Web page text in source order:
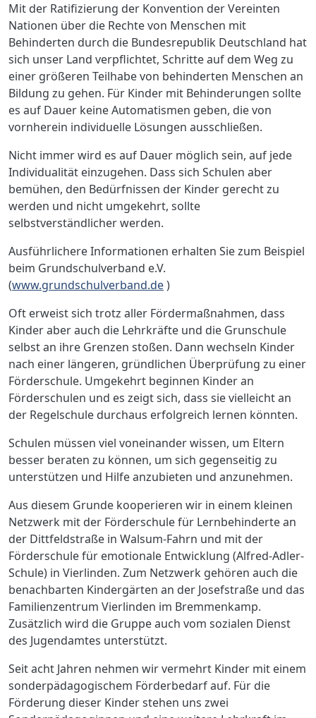
Mit der Ratifizierung der Konvention der Vereinten
Nationen über die Rechte von Menschen mit
Behinderten durch die Bundesrepublik Deutschland hat
sich unser Land verpflichtet, Schritte auf dem Weg zu
einer größeren Teilhabe von behinderten Menschen an
Bildung zu gehen. Für Kinder mit Behinderungen sollte
es auf Dauer keine Automatismen geben, die von
vornherein individuelle Lösungen ausschließen.
Nicht immer wird es auf Dauer möglich sein, auf jede
Individualität einzugehen. Dass sich Schulen aber
bemühen, den Bedürfnissen der Kinder gerecht zu
werden und nicht umgekehrt, sollte
selbstverständlicher werden.
Ausführlichere Informationen erhalten Sie zum Beispiel
beim Grundschulverband e.V.
(www.grundschulverband.de)
Oft erweist sich trotz aller Fördermaßnahmen, dass
Kinder aber auch die Lehrkräfte und die Grunschule
selbst an ihre Grenzen stoßen. Dann wechseln Kinder
nach einer längeren, gründlichen Überprüfung zu einer
Förderschule. Umgekehrt beginnen Kinder an
Förderschulen und es zeigt sich, dass sie vielleicht an
der Regelschule durchaus erfolgreich lernen könnten.
Schulen müssen viel voneinander wissen, um Eltern
besser beraten zu können, um sich gegenseitig zu
unterstützen und Hilfe anzubieten und anzunehmen.
Aus diesem Grunde kooperieren wir in einem kleinen
Netzwerk mit der Förderschule für Lernbehinderte an
der Dittfeldstraße in Walsum-Fahrn und mit der
Förderschule für emotionale Entwicklung (Alfred-Adler-
Schule) in Vierlinden. Zum Netzwerk gehören auch die
benachbarten Kindergärten an der Josefstraße und das
Familienzentrum Vierlinden im Bremmenkamp.
Zusätzlich wird die Gruppe auch vom sozialen Dienst
des Jugendamtes unterstützt.
Seit acht Jahren nehmen wir vermehrt Kinder mit einem
sonderpädagogischem Förderbedarf auf. Für die
Förderung dieser Kinder stehen uns zwei